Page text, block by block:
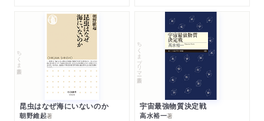
ちくま新書
昆虫はなぜ海にいないのか
朝野維起著
ちくまプリマー新書
宇宙最強物質決定戦
高水裕一著